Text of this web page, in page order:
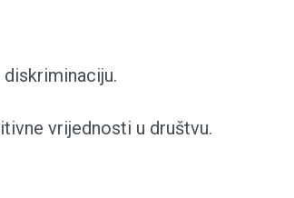
vrijednosti u društvu.